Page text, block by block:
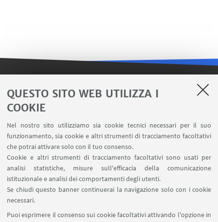
QUESTO SITO WEB UTILIZZA I
COOKIE
Nel nostro sito utilizziamo sia cookie tecnici necessari per il suo
funzionamento, sia cookie e altri strumenti di tracciamento facoltativi
che potrai attivare solo con il tuo consenso.
Cookie e altri strumenti di tracciamento facoltativi sono usati per
analisi statistiche, misure sull'efficacia della comunicazione
istituzionale e analisi dei comportamenti degli utenti.
Se chiudi questo banner continuerai la navigazione solo con i cookie
necessari.
Puoi esprimere il consenso sui cookie facoltativi attivando l'opzione in
LINK UTILI
Area riservata FILO
U-Web Missioni
AlmaEsami
AlmaWifi
Proxy: connessione da remoto
InfoPoint Azzo Gardino
SEGUI UNIBO SU: